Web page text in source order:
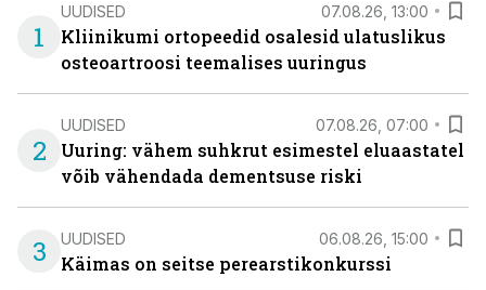
1
UUDISED 07.08.26, 13:00
Kliinikumi ortopeedid osalesid ulatuslikus
osteoartroosi teemalises uuringus
2
UUDISED 07.08.26, 07:00
Uuring: vähem suhkrut esimestel eluaastatel
võib vähendada dementsuse riski
3 UUDISED 06.08.26, 15:00
Käimas on seitse perearstikonkurssi